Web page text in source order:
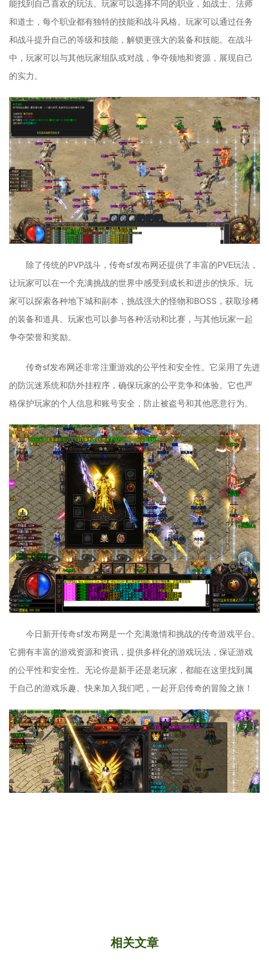
能找到自己喜欢的玩法。玩家可以选择不同的职业，如战士、法师
和道士，每个职业都有独特的技能和战斗风格。玩家可以通过任务
和战斗提升自己的等级和技能，解锁更强大的装备和技能。在战斗
中，玩家可以与其他玩家组队或对战，争夺领地和资源，展现自己
的实力。
除了传统的PVP战斗，传奇sf发布网还提供了丰富的PVE玩法，
让玩家可以在一个充满挑战的世界中感受到成长和进步的快乐。玩
家可以探索各种地下城和副本，挑战强大的怪物和BOSS，获取珍稀
的装备和道具。玩家也可以参与各种活动和比赛，与其他玩家一起
争夺荣誉和奖励。
传奇sf发布网还非常注重游戏的公平性和安全性。它采用了先进
的防沉迷系统和防外挂程序，确保玩家的公平竞争和体验。它也严
格保护玩家的个人信息和账号安全，防止被盗号和其他恶意行为。
今日新开传奇sf发布网是一个充满激情和挑战的传奇游戏平台。
它拥有丰富的游戏资源和资讯，提供多样化的游戏玩法，保证游戏
的公平性和安全性。无论你是新手还是老玩家，都能在这里找到属
于自己的游戏乐趣。快来加入我们吧，一起开启传奇的冒险之旅！
相关文章